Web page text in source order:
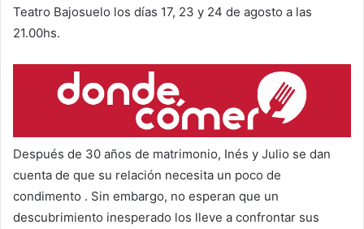
Teatro Bajosuelo los días 17, 23 y 24 de agosto a las
21.00hs.
Después de 30 años de matrimonio, Inés y Julio se dan
cuenta de que su relación necesita un poco de
condimento . Sin embargo, no esperan que un
descubrimiento inesperado los lleve a confrontar sus